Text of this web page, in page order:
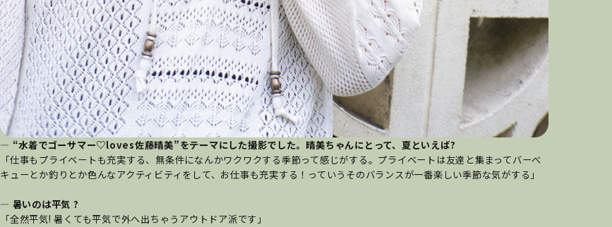
― “水着でゴーサマー♡loves佐藤晴美”をテーマにした撮影でした。晴美ちゃんにとって、夏といえば?
「仕事もプライベートも充実する、無条件になんかワクワクする季節って感じがする。プライベートは友達と集まってバーべ
キューとか釣りとか色んなアクティビティをして、お仕事も充実する！っていうそのバランスが一番楽しい季節な気がする」
― 暑いのは平気 ?
「全然平気! 暑くても平気で外へ出ちゃうアウトドア派です」